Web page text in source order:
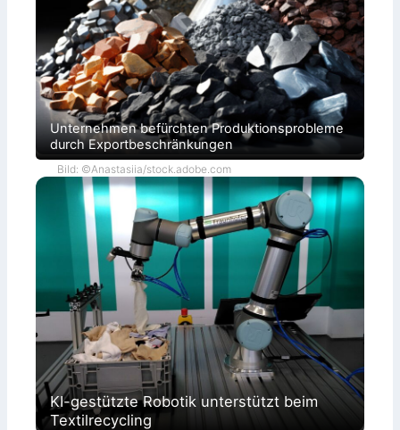
Unternehmen befürchten Produktionsprobleme
durch Exportbeschränkungen
Bild: ©Anastasiia/stock.adobe.com
KI-gestützte Robotik unterstützt beim
Textilrecycling